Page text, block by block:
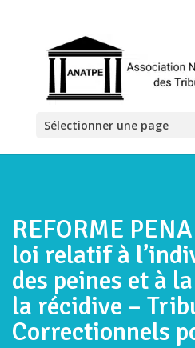
Sélectionner une page
REFORME
loi relatif à
des peines et à
la récidive –
Correctionnels